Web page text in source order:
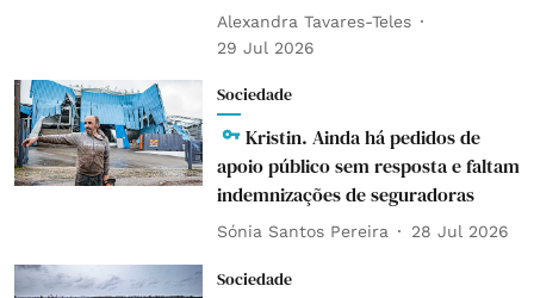
Alexandra Tavares-Teles
29 Jul 2026
Sociedade
Kristin. Ainda há pedidos de
apoio público sem resposta e faltam
indemnizações de seguradoras
Sónia Santos Pereira 28 Jul 2026
Sociedade